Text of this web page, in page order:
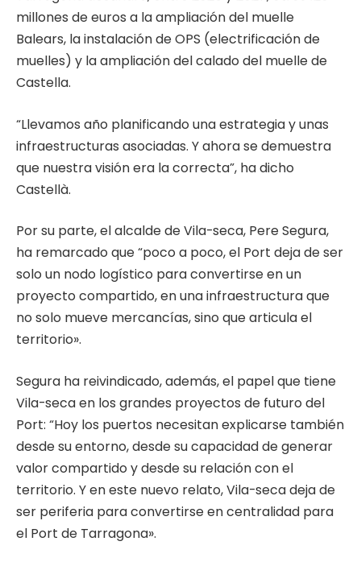
millones de euros a la ampliación del muelle
Balears, la instalación de OPS (electrificación de
muelles) y la ampliación del calado del muelle de
Castella.
“Llevamos año planificando una estrategia y unas
infraestructuras asociadas. Y ahora se demuestra
que nuestra visión era la correcta”, ha dicho
Castellà.
Por su parte, el alcalde de Vila-seca, Pere Segura,
ha remarcado que “poco a poco, el Port deja de ser
solo un nodo logístico para convertirse en un
proyecto compartido, en una infraestructura que
no solo mueve mercancías, sino que articula el
territorio».
Segura ha reivindicado, además, el papel que tiene
Vila-seca en los grandes proyectos de futuro del
Port: “Hoy los puertos necesitan explicarse también
desde su entorno, desde su capacidad de generar
valor compartido y desde su relación con el
territorio. Y en este nuevo relato, Vila-seca deja de
ser periferia para convertirse en centralidad para
el Port de Tarragona».